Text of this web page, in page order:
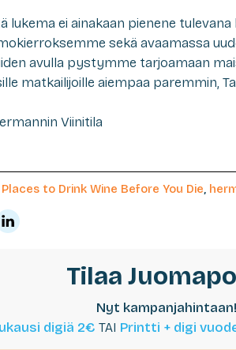
lukema ei ainakaan pienene
sekä avaamassa
avulla pystymme tarjoamaan
matkailijoille aiempaa paremmin,
Viinitila
to Drink Wine Before You Die,
Tilaa
Nyt kampanjahintaan!
digiä 2€ TAI Printti + digi